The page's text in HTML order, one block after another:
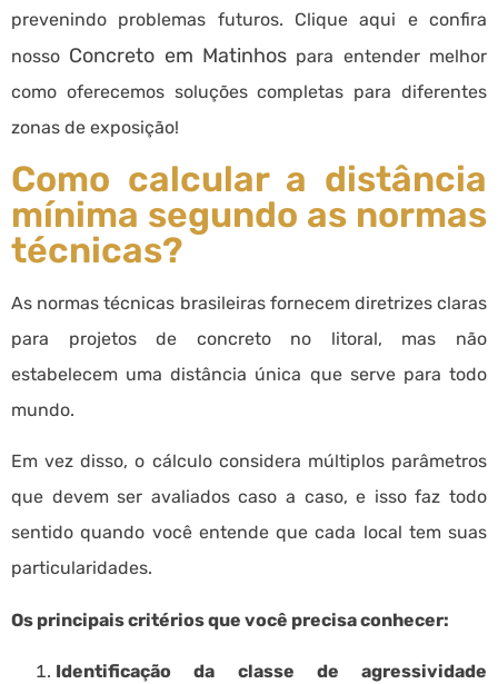
prevenindo problemas futuros. Clique aqui e confira
nosso Concreto em Matinhos para entender melhor
como oferecemos soluções completas para diferentes
zonas de exposição!
Como calcular a distância
mínima segundo as normas
técnicas?
As normas técnicas brasileiras fornecem diretrizes claras
para projetos de concreto no litoral, mas não
estabelecem uma distância única que serve para todo
mundo.
Em vez disso, o cálculo considera múltiplos parâmetros
que devem ser avaliados caso a caso, e isso faz todo
sentido quando você entende que cada local tem suas
particularidades.
Os principais critérios que você precisa conhecer:
Identificação da classe de agressividade